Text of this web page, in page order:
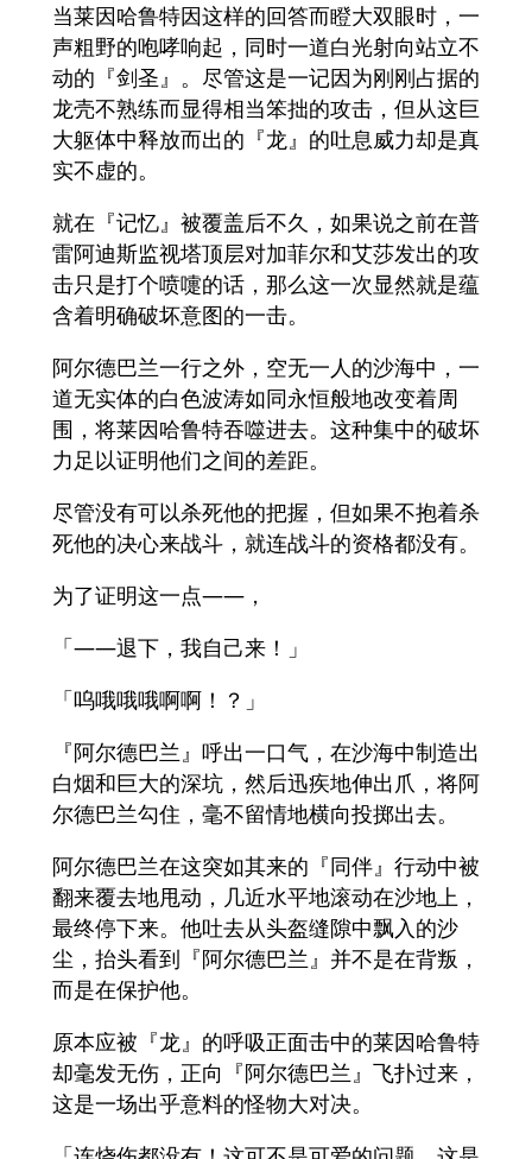
当莱因哈鲁特因这样的回答而瞪大双眼时，一
声粗野的咆哮响起，同时一道白光射向站立不
动的『剑圣』。尽管这是一记因为刚刚占据的
龙壳不熟练而显得相当笨拙的攻击，但从这巨
大躯体中释放而出的『龙』的吐息威力却是真
实不虚的。
就在『记忆』被覆盖后不久，如果说之前在普
雷阿迪斯监视塔顶层对加菲尔和艾莎发出的攻
击只是打个喷嚏的话，那么这一次显然就是蕴
含着明确破坏意图的一击。
阿尔德巴兰一行之外，空无一人的沙海中，一
道无实体的白色波涛如同永恒般地改变着周
围，将莱因哈鲁特吞噬进去。这种集中的破坏
力足以证明他们之间的差距。
尽管没有可以杀死他的把握，但如果不抱着杀
死他的决心来战斗，就连战斗的资格都没有。
为了证明这一点——，
「——退下，我自己来！」
「呜哦哦哦啊啊！？」
『阿尔德巴兰』呼出一口气，在沙海中制造出
白烟和巨大的深坑，然后迅疾地伸出爪，将阿
尔德巴兰勾住，毫不留情地横向投掷出去。
阿尔德巴兰在这突如其来的『同伴』行动中被
翻来覆去地甩动，几近水平地滚动在沙地上，
最终停下来。他吐去从头盔缝隙中飘入的沙
尘，抬头看到『阿尔德巴兰』并不是在背叛，
而是在保护他。
原本应被『龙』的呼吸正面击中的莱因哈鲁特
却毫发无伤，正向『阿尔德巴兰』飞扑过来，
这是一场出乎意料的怪物大对决。